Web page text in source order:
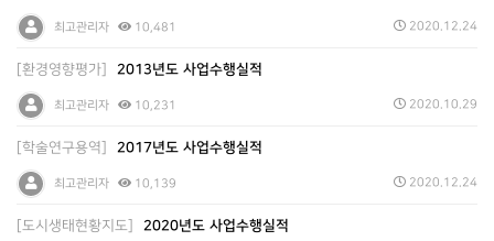
최고관리자 10,481 2020.12.24
[환경영향평가] 2013년도 사업수행실적
최고관리자 10,231 2020.10.29
[학술연구용역] 2017년도 사업수행실적
최고관리자 10,139 2020.12.24
[도시생태현황지도] 2020년도 사업수행실적